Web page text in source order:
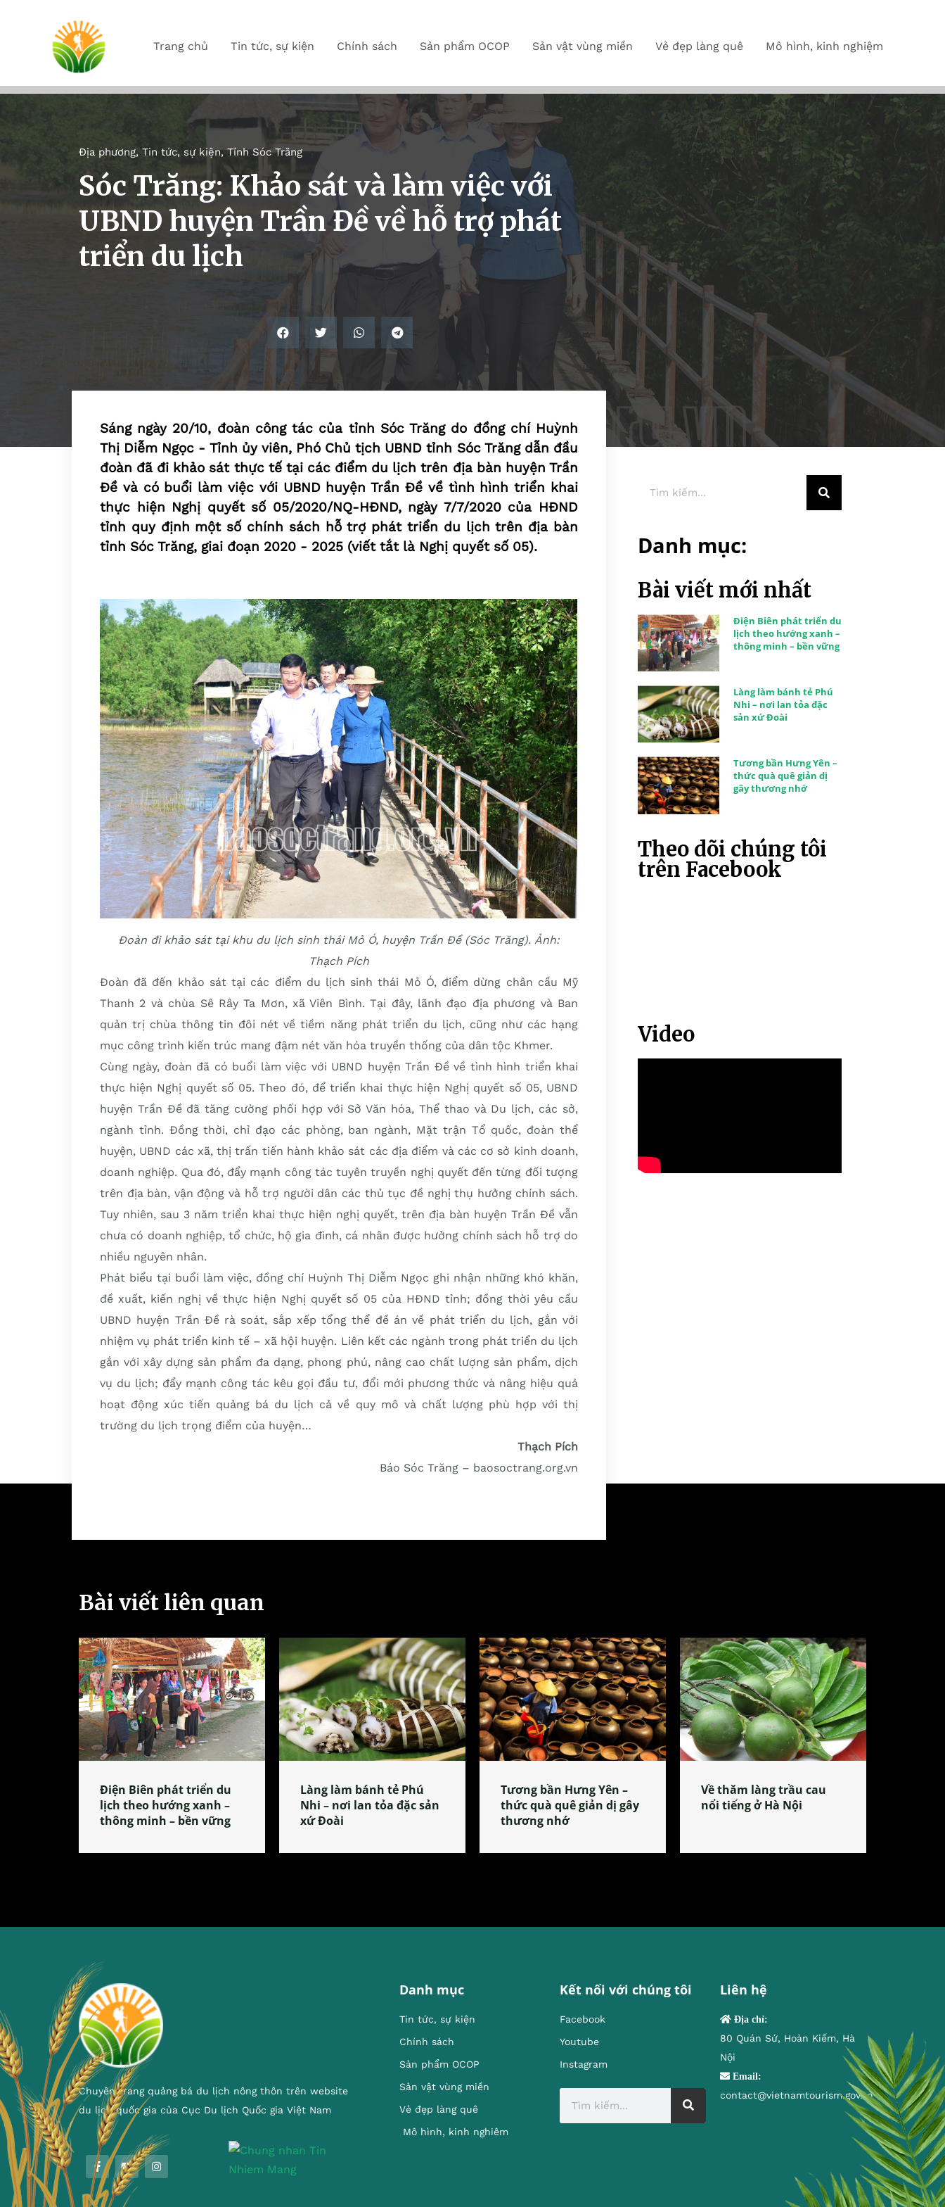
Trang chủ Tin tức, sự kiện Chính sách Sản phẩm OCOP Sản vật vùng miền Vẻ đẹp làng quê Mô hình, kinh nghiệm
Địa phương, Tin tức, sự kiện,Tỉnh Sóc Trăng
Sóc Trăng: Khảo sát và làm việc với
UBND huyện Trần Đề về hỗ trợ phát
triển du lịch
Sáng ngày 20/10, đoàn công tác của tỉnh Sóc Trăng do đồng chí Huỳnh
Thị Diễm Ngọc - Tỉnh ủy viên, Phó Chủ tịch UBND tỉnh Sóc Trăng dẫn đầu
đoàn đã đi khảo sát thực tế tại các điểm du lịch trên địa bàn huyện Trần
Đề và có buổi làm việc với UBND huyện Trần Đề về tình hình triển khai
thực hiện Nghị quyết số 05/2020/NQ-HĐND, ngày 7/7/2020 của HĐND
tỉnh quy định một số chính sách hỗ trợ phát triển du lịch trên địa bàn
tỉnh Sóc Trăng, giai đoạn 2020 - 2025 (viết tắt là Nghị quyết số 05).
Đoàn đi khảo sát tại khu du lịch sinh thái Mỏ Ó, huyện Trần Đề (Sóc Trăng). Ảnh:
Thạch Pích
Đoàn đã đến khảo sát tại các điểm du lịch sinh thái Mỏ Ó, điểm dừng chân cầu Mỹ
Thanh 2 và chùa Sê Rây Ta Mơn, xã Viên Bình. Tại đây, lãnh đạo địa phương và Ban
quản trị chùa thông tin đôi nét về tiềm năng phát triển du lịch, cũng như các hạng
mục công trình kiến trúc mang đậm nét văn hóa truyền thống của dân tộc Khmer.
Cùng ngày, đoàn đã có buổi làm việc với UBND huyện Trần Đề về tình hình triển khai
thực hiện Nghị quyết số 05. Theo đó, để triển khai thực hiện Nghị quyết số 05, UBND
huyện Trần Đề đã tăng cường phối hợp với Sở Văn hóa, Thể thao và Du lịch, các sở,
ngành tỉnh. Đồng thời, chỉ đạo các phòng, ban ngành, Mặt trận Tổ quốc, đoàn thể
huyện, UBND các xã, thị trấn tiến hành khảo sát các địa điểm và các cơ sở kinh doanh,
doanh nghiệp. Qua đó, đẩy mạnh công tác tuyên truyền nghị quyết đến từng đối tượng
trên địa bàn, vận động và hỗ trợ người dân các thủ tục đề nghị thụ hưởng chính sách.
Tuy nhiên, sau 3 năm triển khai thực hiện nghị quyết, trên địa bàn huyện Trần Đề vẫn
chưa có doanh nghiệp, tổ chức, hộ gia đình, cá nhân được hưởng chính sách hỗ trợ do
nhiều nguyên nhân.
Phát biểu tại buổi làm việc, đồng chí Huỳnh Thị Diễm Ngọc ghi nhận những khó khăn,
đề xuất, kiến nghị về thực hiện Nghị quyết số 05 của HĐND tỉnh; đồng thời yêu cầu
UBND huyện Trần Đề rà soát, sắp xếp tổng thể đề án về phát triển du lịch, gắn với
nhiệm vụ phát triển kinh tế – xã hội huyện. Liên kết các ngành trong phát triển du lịch
gắn với xây dựng sản phẩm đa dạng, phong phú, nâng cao chất lượng sản phẩm, dịch
vụ du lịch; đẩy mạnh công tác kêu gọi đầu tư, đổi mới phương thức và nâng hiệu quả
hoạt động xúc tiến quảng bá du lịch cả về quy mô và chất lượng phù hợp với thị
trường du lịch trọng điểm của huyện…
Thạch Pích
Báo Sóc Trăng – baosoctrang.org.vn
Danh mục:
Bài viết mới nhất
Điện Biên phát triển du
lịch theo hướng xanh –
thông minh – bền vững
Làng làm bánh tẻ Phú
Nhi – nơi lan tỏa đặc
sản xứ Đoài
Tương bần Hưng Yên –
thức quà quê giản dị
gây thương nhớ
Theo dõi chúng tôi
trên Facebook
Video
Bài viết liên quan
Điện Biên phát triển du
lịch theo hướng xanh –
thông minh – bền vững
Làng làm bánh tẻ Phú
Nhi – nơi lan tỏa đặc sản
xứ Đoài
Tương bần Hưng Yên –
thức quà quê giản dị gây
thương nhớ
Về thăm làng trầu cau
nổi tiếng ở Hà Nội
Chuyên trang quảng bá du lịch nông thôn trên website
du lịch quốc gia của Cục Du lịch Quốc gia Việt Nam
Danh mục
Tin tức, sự kiện
Chính sách
Sản phẩm OCOP
Sản vật vùng miền
Vẻ đẹp làng quê
Mô hình, kinh nghiêm
Kết nối với chúng tôi
Facebook
Youtube
Instagram
Liên hệ
Địa chỉ:
80 Quán Sứ, Hoàn Kiếm, Hà
Nội
Email:
contact@vietnamtourism.gov.vn